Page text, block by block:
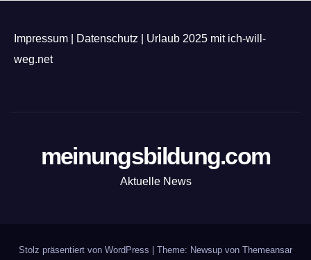
Impressum Datenschutz
Urlaub 2025 mit ich-will-
weg.net
meinungsbildung.com
Aktuelle News
Stolz präsentiert von WordPress Theme: Newsup von Themeansar